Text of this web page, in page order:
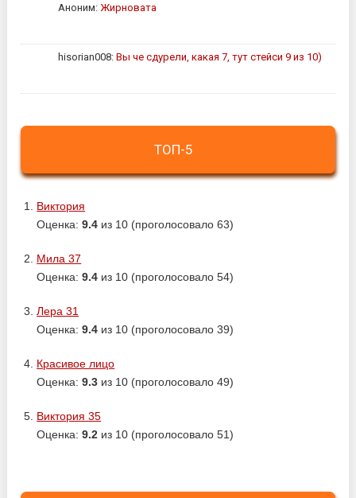
Аноним: Жирновата
hisorian008: Вы че сдурели, какая 7, тут стейси 9 из 10)
ТОП-5
Виктория
Оценка:9.4 из 10 (проголосовало 63)
Мила 37
Оценка:9.4 из 10 (проголосовало 54)
Лера 31
Оценка:9.4 из 10 (проголосовало 39)
Красивое лицо
Оценка:9.3 из 10 (проголосовало 49)
Виктория 35
Оценка:9.2 из 10 (проголосовало 51)